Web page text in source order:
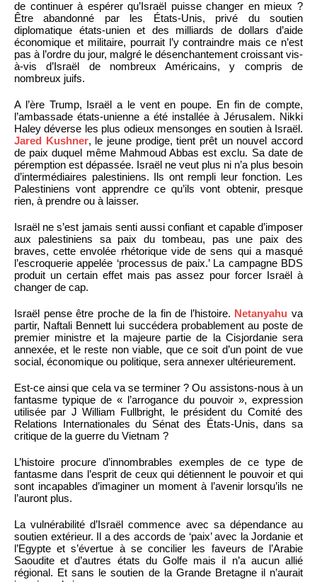
de continuer à espérer qu’Israël puisse changer en mieux ?
Être abandonné par les États-Unis, privé du soutien
diplomatique états-unien et des milliards de dollars d’aide
économique et militaire, pourrait l’y contraindre mais ce n’est
pas à l’ordre du jour, malgré le désenchantement croissant vis-
à-vis d’Israël de nombreux Américains, y compris de
nombreux juifs.
A l’ère Trump, Israël a le vent en poupe. En fin de compte,
l’ambassade états-unienne a été installée à Jérusalem. Nikki
Haley déverse les plus odieux mensonges en soutien à Israël.
Jared Kushner, le jeune prodige, tient prêt un nouvel accord
de paix duquel même Mahmoud Abbas est exclu. Sa date de
péremption est dépassée. Israël ne veut plus ni n’a plus besoin
d’intermédiaires palestiniens. Ils ont rempli leur fonction. Les
Palestiniens vont apprendre ce qu’ils vont obtenir, presque
rien, à prendre ou à laisser.
Israël ne s’est jamais senti aussi confiant et capable d’imposer
aux palestiniens sa paix du tombeau, pas une paix des
braves, cette envolée rhétorique vide de sens qui a masqué
l’escroquerie appelée ‘processus de paix.’ La campagne BDS
produit un certain effet mais pas assez pour forcer Israël à
changer de cap.
Israël pense être proche de la fin de l’histoire. Netanyahu va
partir, Naftali Bennett lui succédera probablement au poste de
premier ministre et la majeure partie de la Cisjordanie sera
annexée, et le reste non viable, que ce soit d’un point de vue
social, économique ou politique, sera annexer ultérieurement.
Est-ce ainsi que cela va se terminer ? Ou assistons-nous à un
fantasme typique de « l’arrogance du pouvoir », expression
utilisée par J William Fullbright, le président du Comité des
Relations Internationales du Sénat des États-Unis, dans sa
critique de la guerre du Vietnam ?
L’histoire procure d’innombrables exemples de ce type de
fantasme dans l’esprit de ceux qui détiennent le pouvoir et qui
sont incapables d’imaginer un moment à l’avenir lorsqu’ils ne
l’auront plus.
La vulnérabilité d’Israël commence avec sa dépendance au
soutien extérieur. Il a des accords de ‘paix’ avec la Jordanie et
l’Egypte et s’évertue à se concilier les faveurs de l’Arabie
Saoudite et d’autres états du Golfe mais il n’a aucun allié
régional. Et sans le soutien de la Grande Bretagne il n’aurait